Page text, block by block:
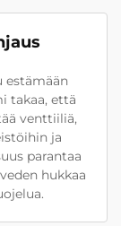
estämään
takaa, että
venttiiliä,
ja
parantaa
hukkaa